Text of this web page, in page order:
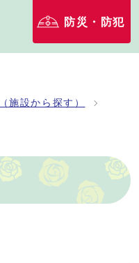
防災・防犯
施設から探す）